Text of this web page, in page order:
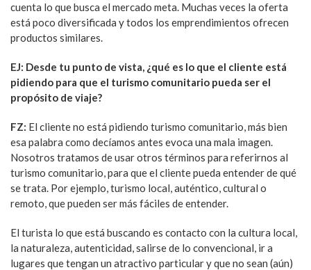
cuenta lo que busca el mercado meta. Muchas veces la oferta
está poco diversificada y todos los emprendimientos ofrecen
productos similares.
EJ: Desde tu punto de vista, ¿qué es lo que el cliente está
pidiendo para que el turismo comunitario pueda ser el
propósito de viaje?
FZ: El cliente no está pidiendo turismo comunitario, más bien
esa palabra como decíamos antes evoca una mala imagen.
Nosotros tratamos de usar otros términos para referirnos al
turismo comunitario, para que el cliente pueda entender de qué
se trata. Por ejemplo, turismo local, auténtico, cultural o
remoto, que pueden ser más fáciles de entender.
El turista lo que está buscando es contacto con la cultura local,
la naturaleza, autenticidad, salirse de lo convencional, ir a
lugares que tengan un atractivo particular y que no sean (aún)